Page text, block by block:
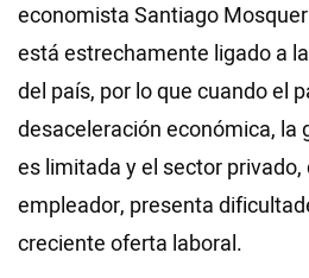
economista Santiago
está estrechamente ligado a
del país, por lo que cuando el
desaceleración económica, la
es limitada y el sector privado,
empleador, presenta
creciente oferta laboral.